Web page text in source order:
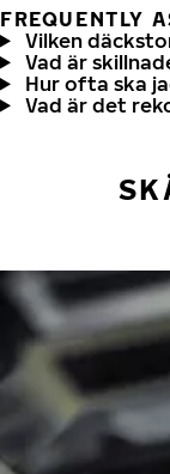
FREQUENTLY
Vilken
Vad är
Hur ofta ska
Vad är det